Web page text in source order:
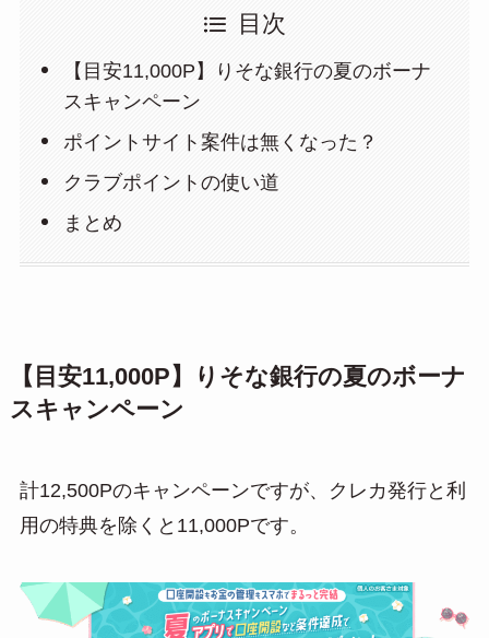
目次
【目安11,000P】りそな銀行の夏のボーナ
スキャンペーン
ポイントサイト案件は無くなった？
クラブポイントの使い道
まとめ
【目安11,000P】りそな銀行の夏のボーナ
スキャンペーン
計12,500Pのキャンペーンですが、クレカ発行と利
用の特典を除くと11,000Pです。